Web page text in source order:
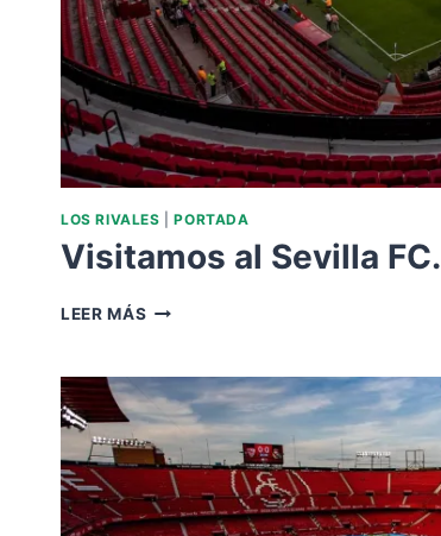
LOS RIVALES |PORTADA
Visitamos al Sevilla FC.
LEER MÁS VISITAMOS
FC.